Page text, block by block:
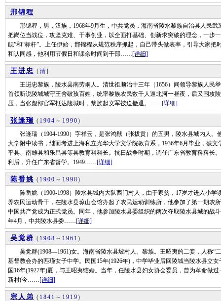
邢锦程
邢锦程，男，汉族，1968年9月生，中共党员，海南省陵水黎族自治县人民武
把岗位当战位，攻坚克难、干事创业，以全面打基础、创新求突破的理念，一步
舰”和“标杆”。上任伊始，邢锦程从规范秩序抓起，自己带头做表率，引导大家
和认同感，他利用节假日和课余时间到干部……[详细]
王进忠 [清]
王进忠黎族，陵水县南劳峒人。清世祖顺治十三年（1656）间领导黎族人民
首领听说陵城城守王舍破孩百姓，统率黎族农民数千人逼北河一昼夜，后又围攻
压，当张彪部官军抵达陵城时，黎族起义军被迫撤退。……[详细]
张逢瑞 ( 1904 ～ 1990)
张逢瑞（1904-1990）字祥云，是张鸿猷（张拔贡）的五男，陵水县城内人。
大学附中读书，继而考进上海私立光华大学文学院教育系，1936年6月毕业，获
平县、南雄县和乐昌县等县教育科科长。抗日战争时期，调任广东省教育科科长
利后，升任广东省督学。1949……[详细]
陈番姚 ( 1900 ～ 1998)
陈番姚（1900-1998）陵水县城内大队西门村人，由于家贫，17岁才进入小学
养农民运动骨干，在陵水县琼山会馆办起了农民运动训练所，他参加了第一期农
中国共产党成为正式党员。同年，他参加陵水县委组织的两次夺取陵水县城的战
年4月，中共陵水县委……[详细]
吴觉群 ( 1908 ～ 1961 )
吴觉群(1908—1961)女。海南省陵水县坡村人。黎族。王昭夷的二妾，人称“
基督教会办的匹瑾女子中学。民国15年(1926年)，中学毕业后回陵城当陵水县立
国16年(1927年)夏，与王昭夷结婚。当年，任陵水县妇女协会委员，曾为革命做
新村(今……[详细]
宗人弟 ( 1841 ～ 1919)